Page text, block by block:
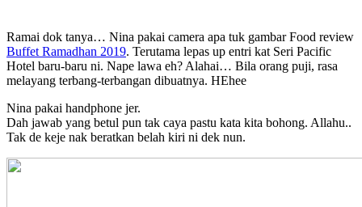
Ramai dok tanya… Nina pakai camera apa tuk gambar Food review
Buffet Ramadhan 2019. Terutama lepas up entri kat Seri Pacific
Hotel baru-baru ni. Nape lawa eh? Alahai… Bila orang puji, rasa
melayang terbang-terbangan dibuatnya. HEhee
Nina pakai handphone jer.
Dah jawab yang betul pun tak caya pastu kata kita bohong. Allahu..
Tak de keje nak beratkan belah kiri ni dek nun.